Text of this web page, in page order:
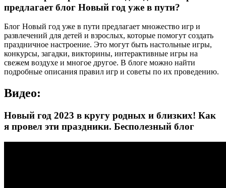
предлагает блог Новый год уже в пути?
Блог Новый год уже в пути предлагает множество игр и
развлечений для детей и взрослых, которые помогут создать
праздничное настроение. Это могут быть настольные игры,
конкурсы, загадки, викторины, интерактивные игры на
свежем воздухе и многое другое. В блоге можно найти
подробные описания правил игр и советы по их проведению.
Видео:
Новый год 2023 в кругу родных и близких! Как
я провел эти праздники. Бесполезный блог